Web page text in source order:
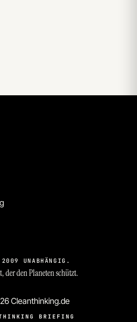
UNABHÄNGIG.
der den Planeten schützt.
Cleanthinking.de
BRIEFING